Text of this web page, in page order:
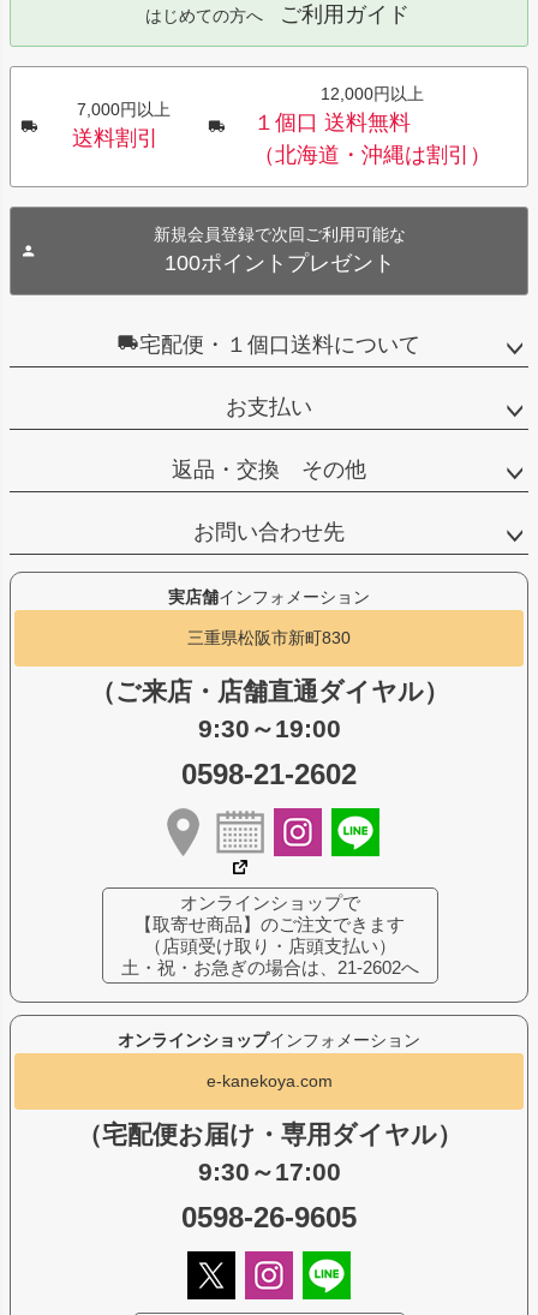
はじめての方へ ご利用ガイド
7,000円以上
送料割引
12,000円以上
１個口 送料無料
（北海道・沖縄は割引）
新規会員登録で次回ご利用可能な
100ポイントプレゼント
宅配便・１個口送料について
お支払い
返品・交換 その他
お問い合わせ先
オンラインショップインフォメーション
e-kanekoya.com
（宅配便お届け・専用ダイヤル）
9:30～17:00
0598-26-9605
実店舗インフォメーション
三重県松阪市新町830
（ご来店・店舗直通ダイヤル）
9:30～19:00
0598-21-2602
オンラインショップで
【取寄せ商品】のご注文できます
（店頭受け取り・店頭支払い）
土・祝・お急ぎの場合は、21-2602へ